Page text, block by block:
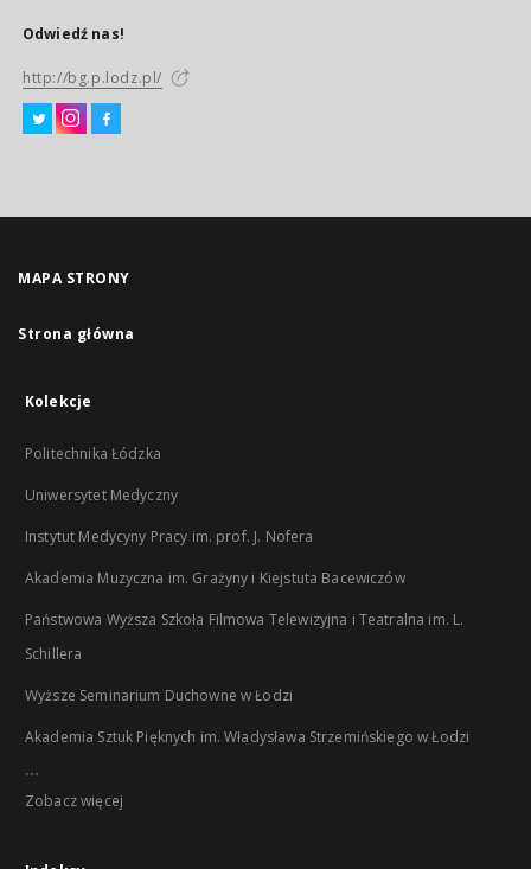
Odwiedź nas!
http://bg.p.lodz.pl/
MAPA STRONY
Strona główna
Kolekcje
Politechnika Łódzka
Uniwersytet Medyczny
Instytut Medycyny Pracy im. prof. J. Nofera
Akademia Muzyczna im. Grażyny i Kiejstuta Bacewiczów
Państwowa Wyższa Szkoła Filmowa Telewizyjna i Teatralna im. L.
Schillera
Wyższe Seminarium Duchowne w Łodzi
Akademia Sztuk Pięknych im. Władysława Strzemińskiego w Łodzi
...
Zobacz więcej